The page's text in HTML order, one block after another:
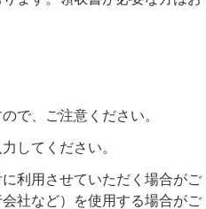
で、ご注意ください。
してください。
利用させていただく場合がご
社など）を使用する場合がご